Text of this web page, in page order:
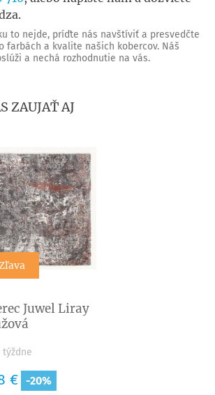
to nejde, príďte nás navštíviť a presvedčte
farbách a kvalite našich kobercov. Náš
a nechá rozhodnutie na vás.
ZAUJAŤ AJ
Juwel Liray
týždne
€ -20%